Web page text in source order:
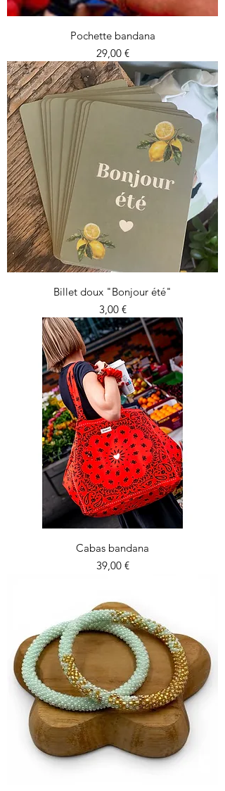
Pochette bandana
Prix
29,00 €
Billet doux "Bonjour été"
Prix
3,00 €
Cabas bandana
Prix
39,00 €